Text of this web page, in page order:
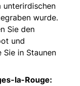
unterirdischen
wurde.
Sie den
und
in Staunen
la-Rouge: